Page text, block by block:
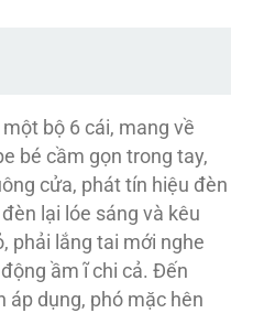
bộ 6 cái, mang về
bé cầm gọn trong tay,
cửa, phát tín hiệu đèn
lại lóe sáng và kêu
phải lắng tai mới nghe
ầm ĩ chi cả. Đến
áp dụng, phó mặc hên